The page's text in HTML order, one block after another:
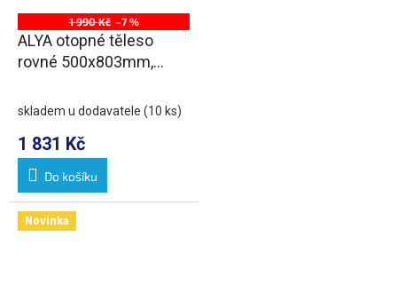
1 990 Kč –7 %
ALYA otopné těleso
rovné 500x803mm,
chrom
skladem u dodavatele (10 ks)
1 831 Kč
Do košíku
Novinka